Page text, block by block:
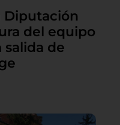
Diputación
del equipo
salida de